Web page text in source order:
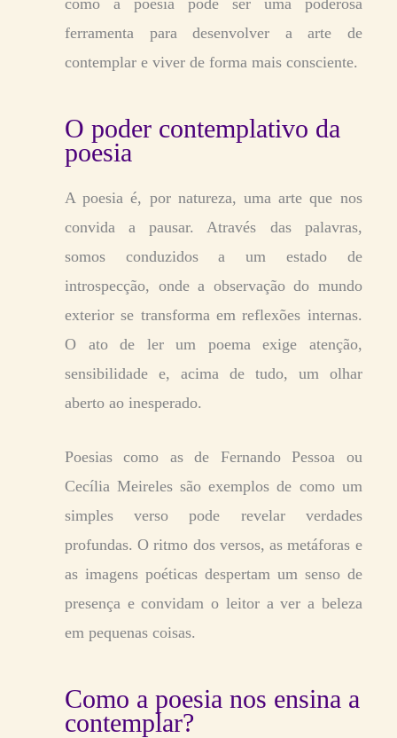
ferramenta para desenvolver a arte de
contemplar e viver de forma mais consciente.
O poder contemplativo da
poesia
A poesia é, por natureza, uma arte que nos
convida a pausar. Através das palavras,
somos conduzidos a um estado de
introspecção, onde a observação do mundo
exterior se transforma em reflexões internas.
O ato de ler um poema exige atenção,
sensibilidade e, acima de tudo, um olhar
aberto ao inesperado.
Poesias como as de Fernando Pessoa ou
Cecília Meireles são exemplos de como um
simples verso pode revelar verdades
profundas. O ritmo dos versos, as metáforas e
as imagens poéticas despertam um senso de
presença e convidam o leitor a ver a beleza
em pequenas coisas.
Como a poesia nos ensina a
contemplar?